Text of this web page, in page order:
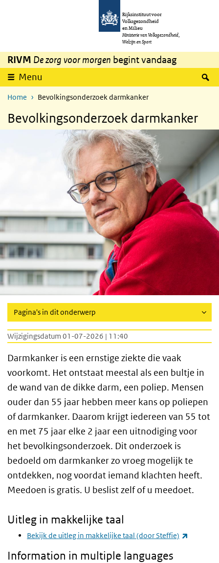
Overslaan en naar de inhoud gaan
Rijksinstituut voor
Volksgezondheid
en Milieu
Ministerie van Volksgezondheid,
Welzijn en Sport
RIVM De zorg voor morgen begint vandaag
Menu
Home Bevolkingsonderzoek darmkanker
Bevolkingsonderzoek darmkanker
Pagina's in dit onderwerp
Wijzigingsdatum 01-07-2026 | 11:40
Darmkanker is een ernstige ziekte die vaak
voorkomt. Het ontstaat meestal als een bultje in
de wand van de dikke darm, een poliep. Mensen
ouder dan 55 jaar hebben meer kans op poliepen
of darmkanker. Daarom krijgt iedereen van 55 tot
en met 75 jaar elke 2 jaar een uitnodiging voor
het bevolkingsonderzoek. Dit onderzoek is
bedoeld om darmkanker zo vroeg mogelijk te
ontdekken, nog voordat iemand klachten heeft.
Meedoen is gratis. U beslist zelf of u meedoet.
Uitleg in makkelijke taal
Bekijk de uitleg in makkelijke taal (door Steffie)
Information in multiple languages